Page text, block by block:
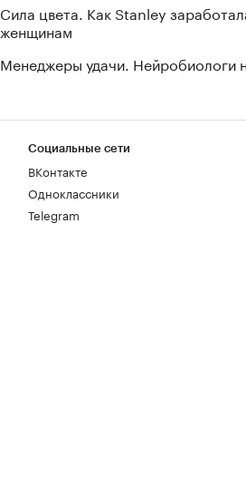
Сила цвета. Как Stanley
женщинам
Менеджеры удачи. Нейробиологи
Социальные сети
ВКонтакте
Одноклассники
Telegram